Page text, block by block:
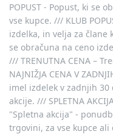
POPUST - Popust, ki se
vse kupce. /// KLUB
izdelka, in velja za člane
se obračuna na ceno
/// TRENUTNA CENA –
NAJNIŽJA CENA V
imel izdelek v zadnjih
akcije. /// SPLETNA
"Spletna akcija" -
trgovini, za vse kupce